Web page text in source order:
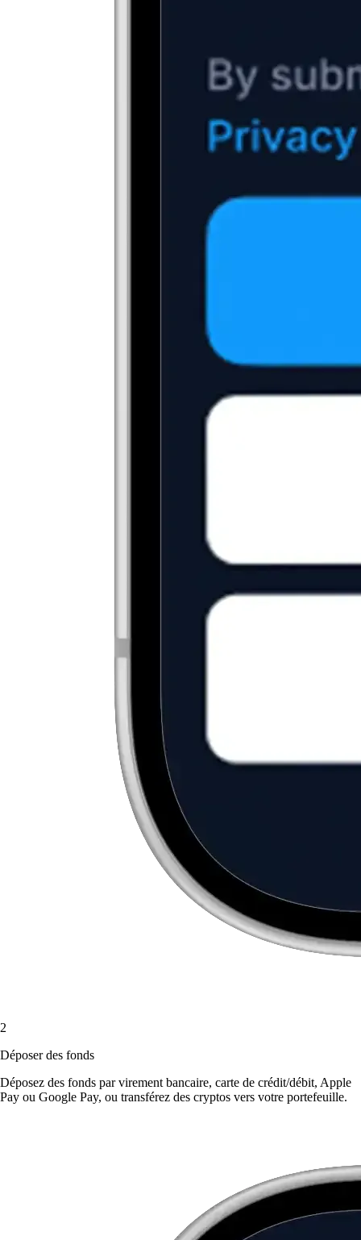
2
Déposer des fonds
Déposez des fonds par virement bancaire, carte de crédit/débit, Apple
Pay ou Google Pay, ou transférez des cryptos vers votre portefeuille.